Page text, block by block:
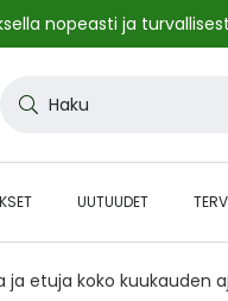
nopeasti ja
UUTUUDET
ja etuja koko